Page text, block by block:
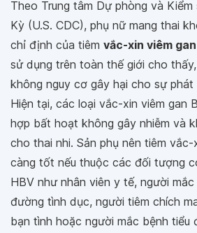
Theo Trung tâm Dự phòng và
Kỳ (U.S. CDC), phụ nữ mang thai
chỉ định của tiêm vắc-xin viêm gan
sử dụng trên toàn thế giới cho
không nguy cơ gây hại cho sự phát
Hiện tại, các loại vắc-xin viêm gan
hợp bất hoạt không gây nhiễm và
cho thai nhi. Sản phụ nên tiêm
càng tốt nếu thuộc các đối tượng
HBV như nhân viên y tế, người
đường tình dục, người tiêm chích
bạn tình hoặc người mắc bệnh tiểu